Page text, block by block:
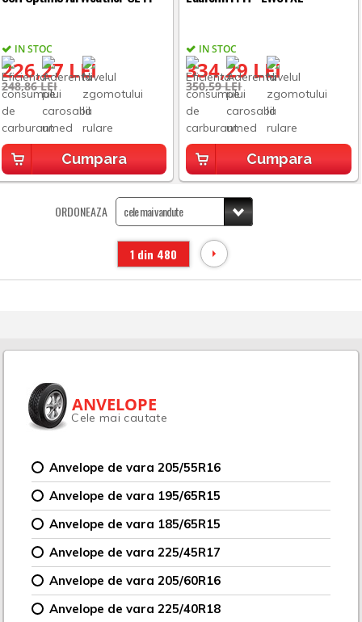
IN STOC
226,27 LEI
248,86 LEI
Cumpara
IN STOC
334,29 LEI
350,59 LEI
Cumpara
ORDONEAZA
1 din 480
ANVELOPE
Cele mai cautate
Anvelope de vara 205/55R16
Anvelope de vara 195/65R15
Anvelope de vara 185/65R15
Anvelope de vara 225/45R17
Anvelope de vara 205/60R16
Anvelope de vara 225/40R18